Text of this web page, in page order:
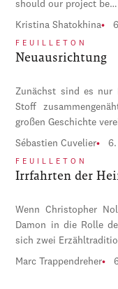
should our project be…
Kristina Shatokhina
FEUILLETON
Neuausrichtung
Zunächst sind es nur
Stoff
großen Geschichte
Sébastien Cuvelier
FEUILLETON
Irrfahrten der
Wenn Christopher
Damon in die Rolle
sich zwei
Marc Trappendreher